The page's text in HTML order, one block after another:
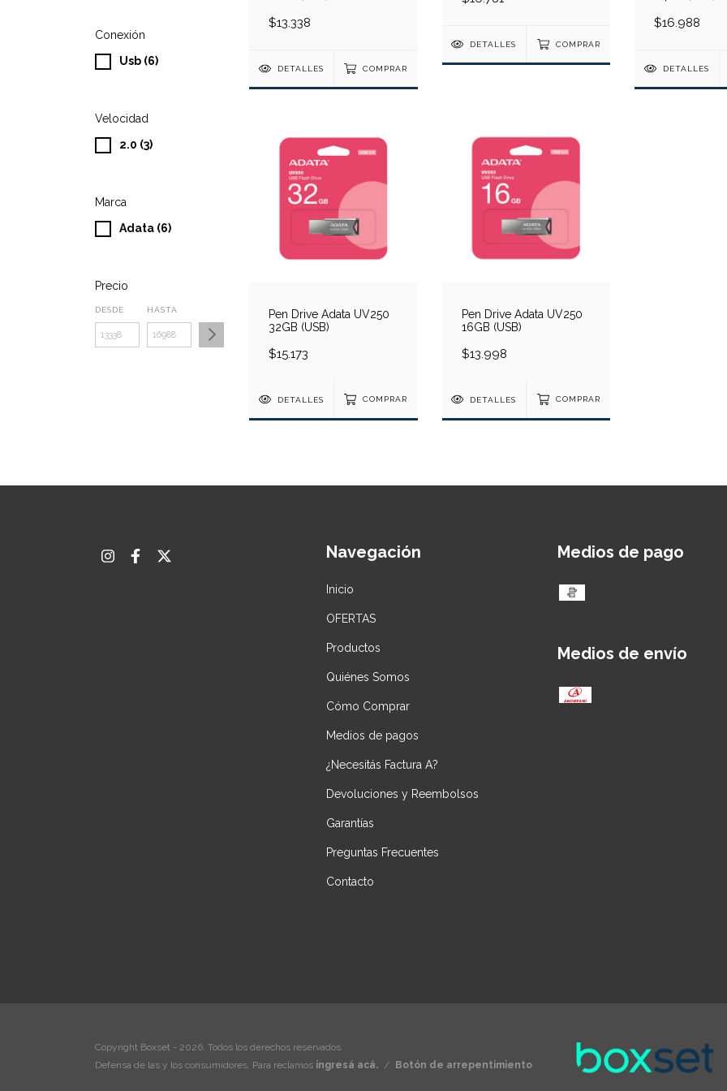
Conexión
Usb (6)
Velocidad
2.0 (3)
Marca
Adata (6)
Precio
DESDE HASTA
$13.338
DETALLES COMPRAR
DETALLES COMPRAR
$16.988
DETALLES
Pen Drive Adata UV250
32GB (USB)
$15.173
DETALLES COMPRAR
Pen Drive Adata UV250
16GB (USB)
$13.998
DETALLES COMPRAR
Navegación
Inicio
OFERTAS
Productos
Quiénes Somos
Cómo Comprar
Medios de pagos
¿Necesitás Factura A?
Devoluciones y Reembolsos
Garantías
Preguntas Frecuentes
Contacto
Medios de pago
Medios de envío
Copyright Boxset - 2026. Todos los derechos reservados.
Defensa de las y los consumidores. Para reclamos ingresá acá. / Botón de arrepentimiento